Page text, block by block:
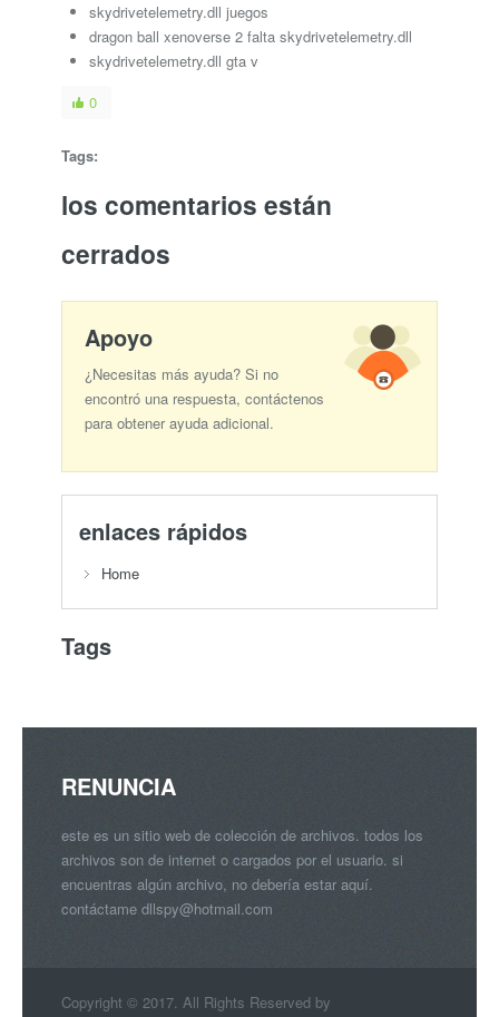
skydrivetelemetry.dll juegos
dragon ball xenoverse 2 falta skydrivetelemetry.dll
skydrivetelemetry.dll gta v
0
Tags:
los comentarios están
cerrados
Apoyo
¿Necesitas más ayuda? Si no
encontró una respuesta, contáctenos
para obtener ayuda adicional.
enlaces rápidos
Home
Tags
RENUNCIA
este es un sitio web de colección de archivos. todos los
archivos son de internet o cargados por el usuario. si
encuentras algún archivo, no debería estar aquí.
contáctame dllspy@hotmail.com
Copyright © 2017. All Rights Reserved by